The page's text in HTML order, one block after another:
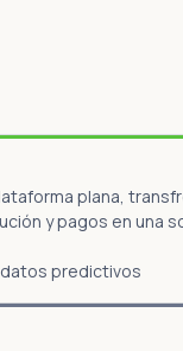
plana,
y pagos en una
datos predictivos